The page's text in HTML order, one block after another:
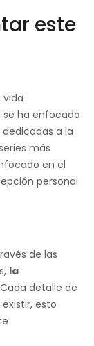
este
ha enfocado
a la
más
en el
personal
de las
la
detalle de
esto